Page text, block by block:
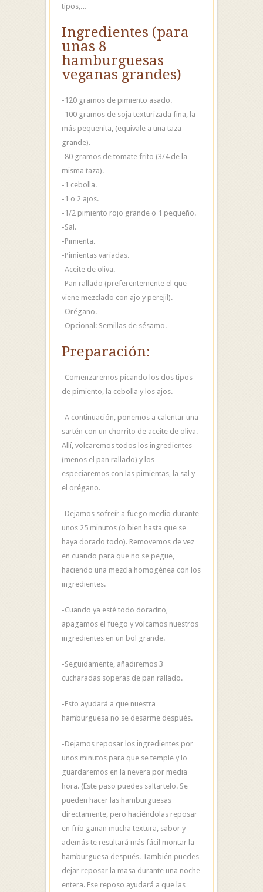
tipos,…
Ingredientes (para
unas 8
hamburguesas
veganas grandes)
-120 gramos de pimiento asado.
-100 gramos de soja texturizada fina, la
más pequeñita, (equivale a una taza
grande).
-80 gramos de tomate frito (3/4 de la
misma taza).
-1 cebolla.
-1 o 2 ajos.
-1/2 pimiento rojo grande o 1 pequeño.
-Sal.
-Pimienta.
-Pimientas variadas.
-Aceite de oliva.
-Pan rallado (preferentemente el que
viene mezclado con ajo y perejil).
-Orégano.
-Opcional: Semillas de sésamo.
Preparación:
-Comenzaremos picando los dos tipos
de pimiento, la cebolla y los ajos.
-A continuación, ponemos a calentar una
sartén con un chorrito de aceite de oliva.
Allí, volcaremos todos los ingredientes
(menos el pan rallado) y los
especiaremos con las pimientas, la sal y
el orégano.
-Dejamos sofreír a fuego medio durante
unos 25 minutos (o bien hasta que se
haya dorado todo). Removemos de vez
en cuando para que no se pegue,
haciendo una mezcla homogénea con los
ingredientes.
-Cuando ya esté todo doradito,
apagamos el fuego y volcamos nuestros
ingredientes en un bol grande.
-Seguidamente, añadiremos 3
cucharadas soperas de pan rallado.
-Esto ayudará a que nuestra
hamburguesa no se desarme después.
-Dejamos reposar los ingredientes por
unos minutos para que se temple y lo
guardaremos en la nevera por media
hora. (Este paso puedes saltartelo. Se
pueden hacer las hamburguesas
directamente, pero haciéndolas reposar
en frío ganan mucha textura, sabor y
además te resultará más fácil montar la
hamburguesa después. También puedes
dejar reposar la masa durante una noche
entera. Ese reposo ayudará a que las